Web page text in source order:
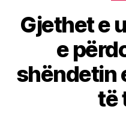
Gjethet e
e
shëndetin
të